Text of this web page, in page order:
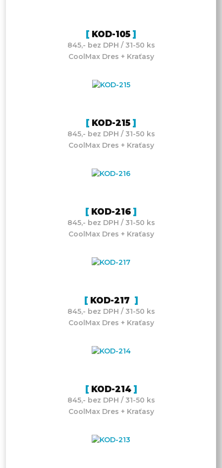
KOD-105
845,- bez DPH / 31-50 ks
CoolMax Dres + Kraťasy
KOD-215
845,- bez DPH / 31-50 ks
CoolMax Dres + Kraťasy
KOD-216
845,- bez DPH / 31-50 ks
CoolMax Dres + Kraťasy
KOD-217
845,- bez DPH / 31-50 ks
CoolMax Dres + Kraťasy
KOD-214
845,- bez DPH / 31-50 ks
CoolMax Dres + Kraťasy